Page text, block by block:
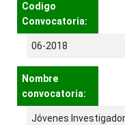
Codigo
Convocatoria:
06-2018
Nombre
convocatoria:
Jóvenes